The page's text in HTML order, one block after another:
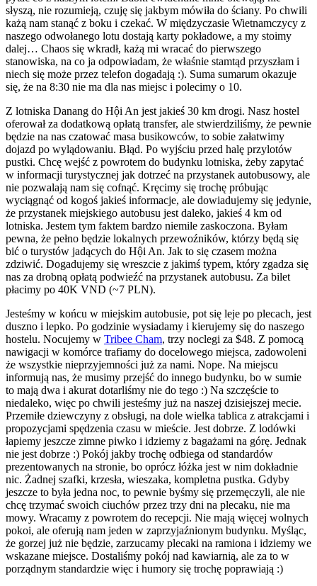
słyszą, nie rozumieją, czuję się jakbym mówiła do ściany. Po chwili
każą nam stanąć z boku i czekać. W międzyczasie Wietnamczycy z
naszego odwołanego lotu dostają karty pokładowe, a my stoimy
dalej… Chaos się wkradł, każą mi wracać do pierwszego
stanowiska, na co ja odpowiadam, że właśnie stamtąd przyszłam i
niech się może przez telefon dogadają :). Suma sumarum okazuje
się, że na 8:30 nie ma dla nas miejsc i polecimy o 10.
Z lotniska Danang do Hội An jest jakieś 30 km drogi. Nasz hostel
oferował za dodatkową opłatą transfer, ale stwierdziliśmy, że pewnie
będzie na nas czatować masa busikowców, to sobie załatwimy
dojazd po wylądowaniu. Błąd. Po wyjściu przed halę przylotów
pustki. Chcę wejść z powrotem do budynku lotniska, żeby zapytać
w informacji turystycznej jak dotrzeć na przystanek autobusowy, ale
nie pozwalają nam się cofnąć. Kręcimy się trochę próbując
wyciągnąć od kogoś jakieś informacje, ale dowiadujemy się jedynie,
że przystanek miejskiego autobusu jest daleko, jakieś 4 km od
lotniska. Jestem tym faktem bardzo niemile zaskoczona. Byłam
pewna, że pełno będzie lokalnych przewoźników, którzy będą się
bić o turystów jadących do Hội An. Jak to się czasem można
zdziwić. Dogadujemy się wreszcie z jakimś typem, który zgadza się
nas za drobną opłatą podwieźć na przystanek autobusu. Za bilet
płacimy po 40K VND (~7 PLN).
Jesteśmy w końcu w miejskim autobusie, pot się leje po plecach, jest
duszno i lepko. Po godzinie wysiadamy i kierujemy się do naszego
hostelu. Nocujemy w Tribee Cham, trzy noclegi za $48. Z pomocą
nawigacji w komórce trafiamy do docelowego miejsca, zadowoleni
że wszystkie nieprzyjemności już za nami. Nope. Na miejscu
informują nas, że musimy przejść do innego budynku, bo w sumie
to mają dwa i akurat dotarliśmy nie do tego :) Na szczęście to
niedaleko, więc po chwili jesteśmy już na naszej dzisiejszej mecie.
Przemiłe dziewczyny z obsługi, na dole wielka tablica z atrakcjami i
propozycjami spędzenia czasu w mieście. Jest dobrze. Z lodówki
łapiemy jeszcze zimne piwko i idziemy z bagażami na górę. Jednak
nie jest dobrze :) Pokój jakby trochę odbiega od standardów
prezentowanych na stronie, bo oprócz łóżka jest w nim dokładnie
nic. Żadnej szafki, krzesła, wieszaka, kompletna pustka. Gdyby
jeszcze to była jedna noc, to pewnie byśmy się przemęczyli, ale nie
chcę trzymać swoich ciuchów przez trzy dni na plecaku, nie ma
mowy. Wracamy z powrotem do recepcji. Nie mają więcej wolnych
pokoi, ale oferują nam jeden w zaprzyjaźnionym budynku. Myśląc,
że gorzej już nie będzie, zarzucamy plecaki na ramiona i idziemy we
wskazane miejsce. Dostaliśmy pokój nad kawiarnią, ale za to w
porządnym standardzie więc i humory się trochę poprawiają :)